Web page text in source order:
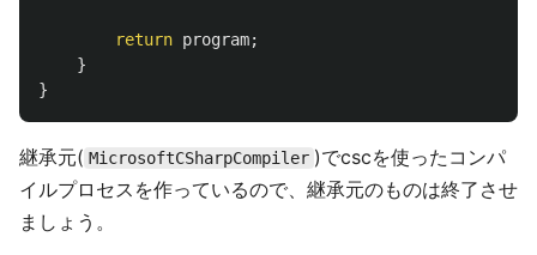
return program;
}
}
継承元( MicrosoftCSharpCompiler )でcscを使ったコンパ
イルプロセスを作っているので、継承元のものは終了させ
ましょう。